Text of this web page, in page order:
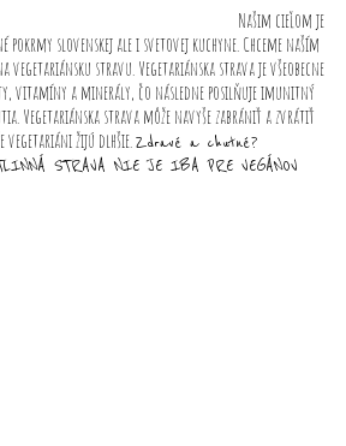
Našim cieľom je
slovenskej ale i svetovej kuchyne. Chceme naším
vegetariánsku stravu. Vegetariánska strava je všeobecne
vitamíny a minerály, čo následne posilňuje imunitný
Vegetariánska strava môže navyše zabrániť a zvrátiť
vegetariáni žijú dlhšie.Zdravé a chutné?
STRAVA NIE JE IBA PRE VEGÁNOV